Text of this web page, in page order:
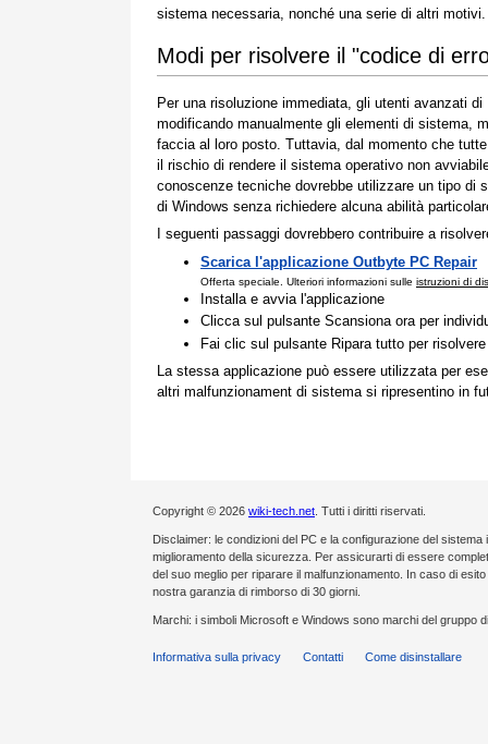
sistema necessaria, nonché una serie di altri motivi.
Modi per risolvere il "codice di
Per una risoluzione immediata, gli utenti avanzati
modificando manualmente gli elementi di sistema,
faccia al loro posto. Tuttavia, dal momento che
il rischio di rendere il sistema operativo non
conoscenze tecniche dovrebbe utilizzare un tipo di
di Windows senza richiedere alcuna abilità
I seguenti passaggi dovrebbero contribuire a
Scarica l'applicazione Outbyte PC Repair
Offerta speciale. Ulteriori informazioni sulle istruzioni di
Installa e avvia l'applicazione
Clicca sul pulsante Scansiona ora per
Fai clic sul pulsante Ripara tutto per
La stessa applicazione può essere utilizzata per
altri malfunzionament di sistema si ripresentino in
Copyright © 2026 wiki-tech.net . Tutti i diritti riservati.
Disclaimer: le condizioni del PC e la configurazione del
miglioramento della sicurezza. Per assicurarti di essere
del suo meglio per riparare il malfunzionamento. In caso di
nostra garanzia di rimborso di 30 giorni.
Marchi: i simboli Microsoft e Windows sono marchi del gruppo
Informativa sulla privacy Contatti Come disinstallare